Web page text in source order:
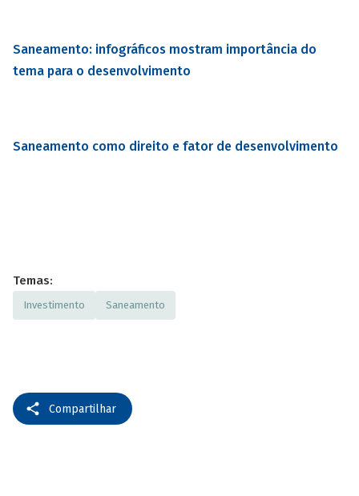
Saneamento: infográficos mostram importância do
tema para o desenvolvimento
Saneamento como direito e fator de desenvolvimento
Temas:
Investimento Saneamento
Compartilhar